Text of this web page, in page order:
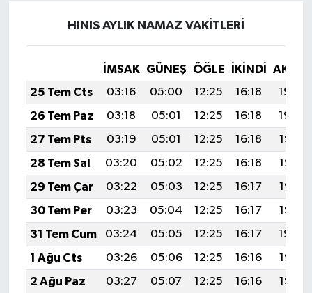
HINIS AYLIK NAMAZ VAKITLERI
İMSAK GÜNEŞ ÖĞLE İKINDI
25 Tem Cts
03:16 05:00 12:25 16:18
19:40
26 Tem Paz
03:18 05:01 12:25 16:18
19:39
27 Tem Pts
03:19 05:01 12:25 16:18
19:38
28 Tem Sal
03:20 05:02 12:25 16:18
19:37
29 Tem Çar
03:22 05:03 12:25 16:17
19:36
30 Tem Per
03:23 05:04 12:25 16:17
19:35
31 Tem Cum
03:24 05:05 12:25 16:17
19:34
1 Ağu Cts
03:26 05:06 12:25 16:16
19:33
2 Ağu Paz
03:27 05:07 12:25 16:16 19:32